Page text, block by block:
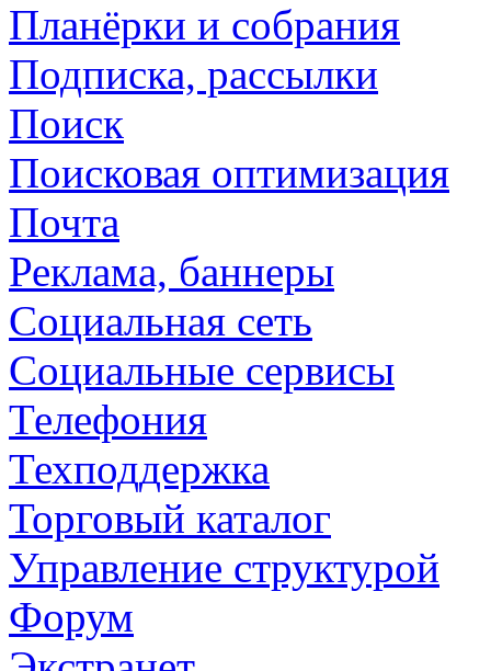
Планёрки и собрания
Подписка, рассылки
Поиск
Поисковая оптимизация
Почта
Реклама, баннеры
Социальная сеть
Социальные сервисы
Телефония
Техподдержка
Торговый каталог
Управление структурой
Форум